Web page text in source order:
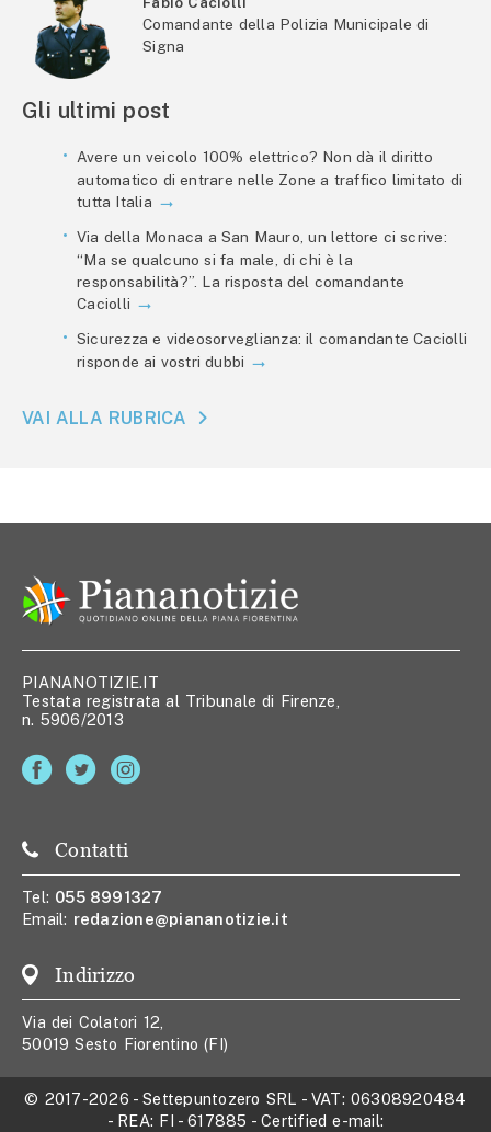
Comandante della Polizia Municipale di
Signa
Gli ultimi post
Avere un veicolo 100% elettrico? Non dà il diritto
automatico di entrare nelle Zone a traffico limitato di
tutta Italia
Via della Monaca a San Mauro, un lettore ci scrive:
“Ma se qualcuno si fa male, di chi è la
responsabilità?”. La risposta del comandante
Caciolli
Sicurezza e videosorveglianza: il comandante Caciolli
risponde ai vostri dubbi
VAI ALLA RUBRICA
PIANANOTIZIE.IT
Testata registrata al Tribunale di Firenze,
n. 5906/2013
Contatti
Tel: 055 8991327
Email: redazione@piananotizie.it
Indirizzo
Via dei Colatori 12,
50019 Sesto Fiorentino (FI)
© 2017-2026 -Settepuntozero SRL - VAT: 06308920484
- REA: FI - 617885 - Certified e-mail: